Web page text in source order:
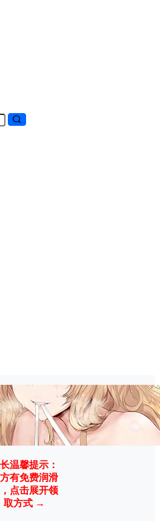
温馨提示：
有免费润滑
点击展开领
取方式 →